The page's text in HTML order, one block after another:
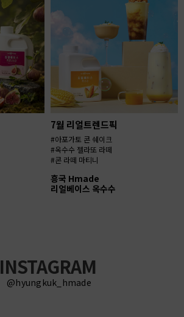
7월 리얼트렌드픽
#아포가토 콘 쉐이크
#옥수수 젤라또 라떼
#콘 라떼 마티니
흥국 Hmade
리얼베이스 옥수수
INSTAGRAM
@hyungkuk_hmade